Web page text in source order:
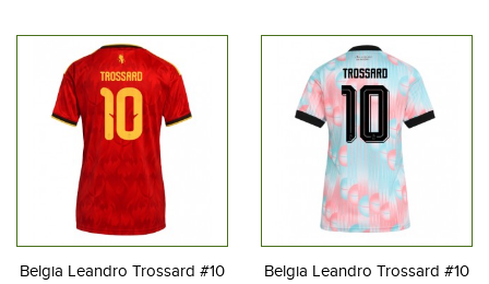
Belgia Leandro Trossard #10
Belgia Leandro Trossard #10